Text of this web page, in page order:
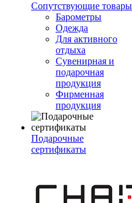
Сопутствующие товары
Барометры
Одежда
Для активного
отдыха
Сувенирная и
подарочная
продукция
Фирменная
продукция
Подарочные
сертификаты